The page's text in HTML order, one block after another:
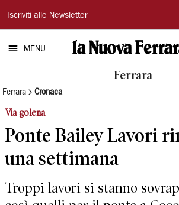
La
Nuova
Ferrara
Iscriviti alle Newsletter
MENU
Ferrara
Ferrara Cronaca
Via golena
Ponte Bailey Lavori
una settimana
Troppi lavori si stanno